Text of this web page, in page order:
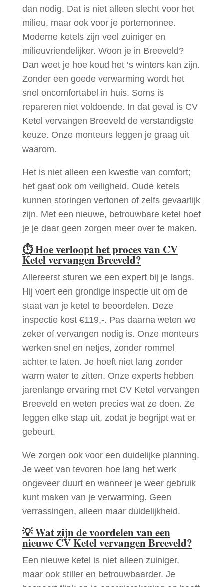
dan nodig. Dat is niet alleen slecht voor het
milieu, maar ook voor je portemonnee.
Moderne ketels zijn veel zuiniger en
milieuvriendelijker. Woon je in Breeveld?
Dan weet je hoe koud het ‘s winters kan zijn.
Zonder een goede verwarming wordt het
snel oncomfortabel in huis. Soms is
repareren niet voldoende. In dat geval is CV
Ketel vervangen Breeveld de verstandigste
keuze. Onze monteurs leggen je graag uit
waarom.
Het is niet alleen een kwestie van comfort;
het gaat ook om veiligheid. Oude ketels
kunnen storingen vertonen of zelfs gevaarlijk
zijn. Met een nieuwe, betrouwbare ketel hoef
je je daar geen zorgen meer over te maken.
⏱Hoe verloopt het proces van CV
Ketel vervangen Breeveld?
Allereerst sturen we een expert bij je langs.
Hij voert een grondige inspectie uit om de
staat van je ketel te beoordelen. Deze
inspectie kost €119,-. Pas daarna weten we
zeker of vervangen nodig is. Onze monteurs
werken snel en netjes, zonder rommel
achter te laten. Je hoeft niet lang zonder
warm water te zitten. Onze experts hebben
jarenlange ervaring met CV Ketel vervangen
Breeveld en weten precies wat ze doen. Ze
leggen elke stap uit, zodat je begrijpt wat er
gebeurt.
We zorgen ook voor een duidelijke planning.
Je weet van tevoren hoe lang het werk
ongeveer duurt en wanneer je weer gebruik
kunt maken van je verwarming. Geen
verrassingen, alleen maar duidelijkheid.
💡Wat zijn de voordelen van een
nieuwe CV Ketel vervangen Breeveld?
Een nieuwe ketel is niet alleen zuiniger,
maar ook stiller en betrouwbaarder. Je